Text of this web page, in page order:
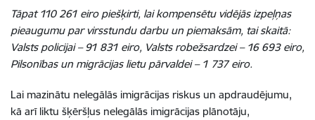
Tāpat 110 261 eiro piešķirti, lai kompensētu vidējās izpeļņas
pieaugumu par virsstundu darbu un piemaksām, tai skaitā:
Valsts policijai – 91 831 eiro, Valsts robežsardzei – 16 693 eiro,
Pilsonības un migrācijas lietu pārvaldei – 1 737 eiro.
Lai mazinātu nelegālās imigrācijas riskus un apdraudējumu,
kā arī liktu šķēršļus nelegālās imigrācijas plānotāju,